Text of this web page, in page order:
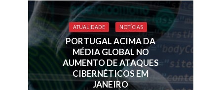
ATUALIDADE NOTÍCIAS
PORTUGAL ACIMA DA
MÉDIA GLOBAL NO
AUMENTO DE ATAQUES
CIBERNÉTICOS EM
JANEIRO